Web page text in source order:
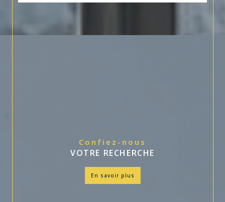
Confiez-nous
VOTRE RECHERCHE
en savoir plus